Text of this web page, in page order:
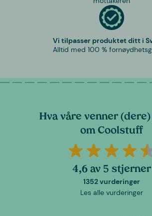
Vi tilpasser produktet ditt i
Alltid med 100 %
Hva våre venner
om Coolstuff
4,6 av 5 stjerner
1352 vurderinger
Les alle vurderinger